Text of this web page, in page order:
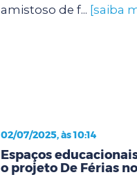
amistoso de f... [saiba
02/07/2025, às 10:14
Espaços
o projeto De Férias